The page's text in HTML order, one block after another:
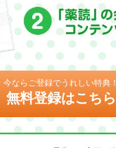
今ならご登録でうれしい特典！
無料登録はこちら